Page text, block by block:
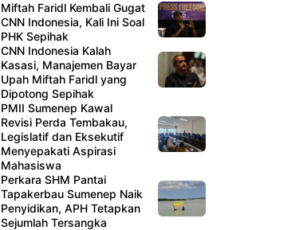
Miftah Faridl Kembali Gugat
CNN Indonesia, Kali Ini Soal
PHK Sepihak
CNN Indonesia Kalah
Kasasi, Manajemen Bayar
Upah Miftah Faridl yang
Dipotong Sepihak
PMII Sumenep Kawal
Revisi Perda Tembakau,
Legislatif dan Eksekutif
Menyepakati Aspirasi
Mahasiswa
Perkara SHM Pantai
Tapakerbau Sumenep Naik
Penyidikan, APH Tetapkan
Sejumlah Tersangka